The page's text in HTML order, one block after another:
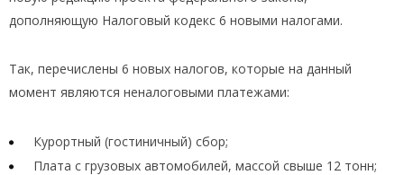
дополняющую Налоговый кодекс 6 новыми налогами.
Так, перечислены 6 новых налогов, которые на данный
момент являются неналоговыми платежами:
Курортный (гостиничный) сбор;
Плата с грузовых автомобилей, массой свыше 12 тонн;